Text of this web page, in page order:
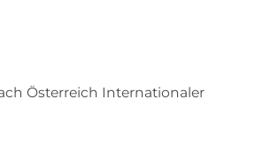
Österreich Internationaler